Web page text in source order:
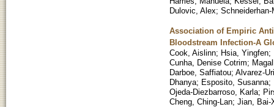
Dulovic, Alex;
Association of Empiric
Bloodstream Infection-A
Cook, Aislinn; Hsia, Yingfen;
Cunha, Denise Cotrim;
Darboe, Saffiatou; Alvarez-
Dhanya; Esposito, Susanna;
Ojeda-Diezbarroso, Karla;
Cheng, Ching-Lan; Jian, Bai-